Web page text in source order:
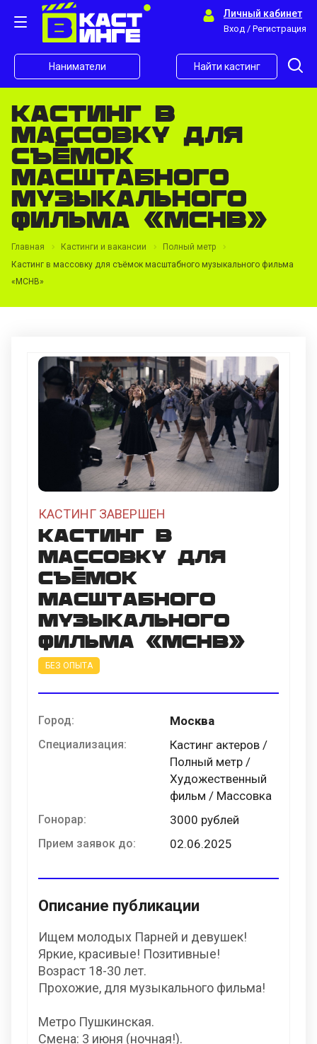
Личный кабинет
Вход / Регистрация
Наниматели Найти кастинг
Кастинг в
массовку для
съёмок
масштабного
музыкального
фильма «МСНВ»
Главная Кастинги и вакансии
Полный метр
Кастинг в массовку для съёмок масштабного музыкального фильма
«МСНВ»
КАСТИНГ ЗАВЕРШЕН
Кастинг в
массовку для
съёмок
масштабного
музыкального
фильма «МСНВ»
БЕЗ ОПЫТА
Город: Москва
Специализация:
Кастинг актеров /
Полный метр /
Художественный
фильм / Массовка
Гонорар: 3000 рублей
Прием заявок до: 02.06.2025
Описание публикации
Ищем молодых Парней и девушек!
Яркие, красивые! Позитивные!
Возраст 18-30 лет.
Прохожие, для музыкального фильма!
Метро Пушкинская.
Смена: 3 июня (ночная!).